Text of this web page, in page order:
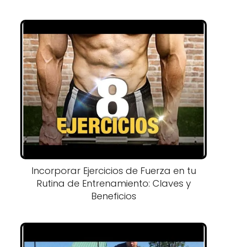
Incorporar Ejercicios de Fuerza en tu
Rutina de Entrenamiento: Claves y
Beneficios